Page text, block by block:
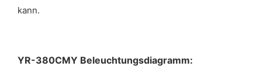
kann.
YR-380CMY Beleuchtungsdiagramm: